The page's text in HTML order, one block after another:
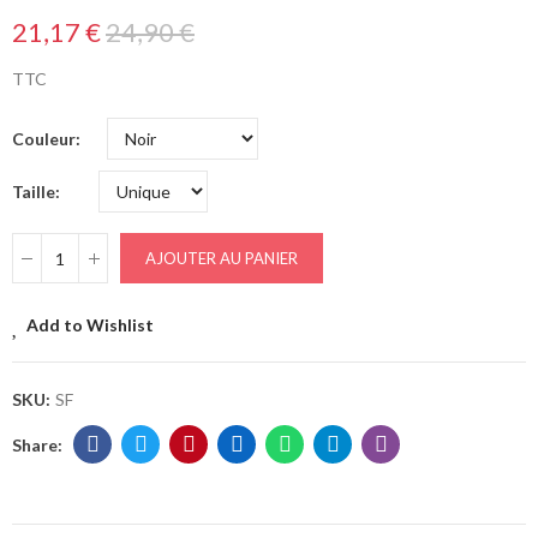
21,17 €24,90 €
TTC
Couleur
Taille
AJOUTER AU PANIER
Add to Wishlist
SKU: SF